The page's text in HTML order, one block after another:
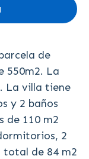
de
550m2. La
La villa tiene
y 2 baños
de 110 m2
2
total de 84 m2